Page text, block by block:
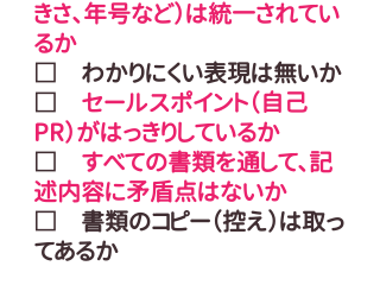
きさ、年号など）は統一されてい
るか
□　わかりにくい表現は無いか
□ セールスポイント（自己
PR）がはっきりしているか
□ すべての書類を通して、記
述内容に矛盾点はないか
□　書類のコピー（控え）は取っ
てあるか